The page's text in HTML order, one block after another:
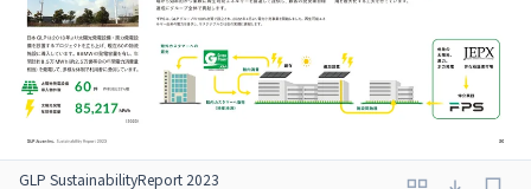
GLP SustainabilityReport 2023